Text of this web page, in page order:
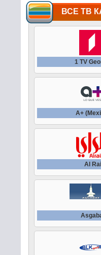
ВСЕ ТВ
1 TV
A+
Al